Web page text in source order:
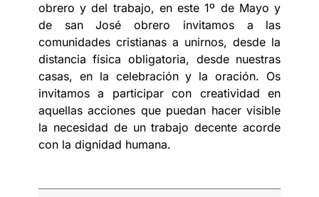
obrero y del trabajo, en este 1º de Mayo y
de san José obrero invitamos a las
comunidades cristianas a unirnos, desde la
distancia física obligatoria, desde nuestras
casas, en la celebración y la oración. Os
invitamos a participar con creatividad en
aquellas acciones que puedan hacer visible
la necesidad de un trabajo decente acorde
con la dignidad humana.